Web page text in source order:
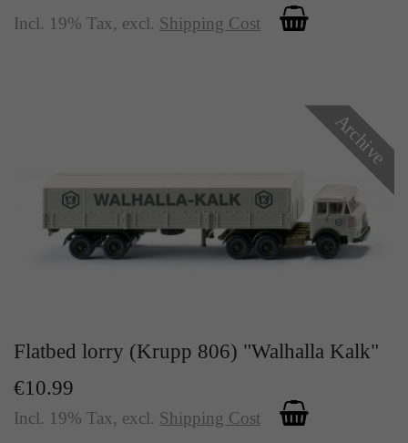
Incl. 19% Tax, excl. Shipping Cost
Archive
Flatbed lorry (Krupp 806) "Walhalla Kalk"
€10.99
Incl. 19% Tax, excl. Shipping Cost